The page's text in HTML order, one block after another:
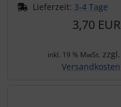
Lieferzeit: 3-4 Tage
3,70 EUR
inkl. 19 % MwSt. zzgl.
Versandkosten